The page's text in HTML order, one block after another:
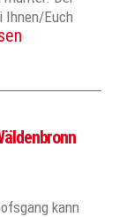
Ihnen/Euch
kann